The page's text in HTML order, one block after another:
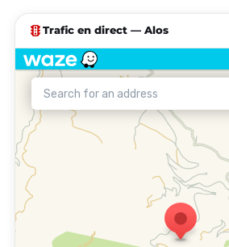
traffic Trafic en direct — Alos